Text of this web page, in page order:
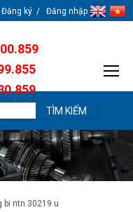
Đăng ký Đăng nhập
bi ntn 30219 u